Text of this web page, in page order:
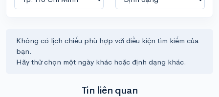
Không có lịch chiếu phù hợp với điều kiện tìm kiếm của
bạn.
Hãy thử chọn một ngày khác hoặc định dạng khác.
Tin liên quan